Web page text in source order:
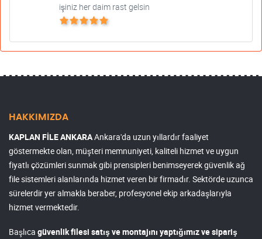
işiniz her daim rast gelsin
HAKKIMIZDA
KAPLAN FİLE ANKARAAnkara'da uzun yıllardır faaliyet
göstermekte olan, müşteri memnuniyeti, kaliteli hizmet ve uygun
fiyatlı çözümleri sunmak gibi prensipleri benimseyerek güvenlik ağ
file sistemleri alanlarında hizmet veren bir firmadır. Sektörde uzunca
sürelerdir yer almakla beraber, profesyonel ekip arkadaşlarıyla
hizmet vermektedir.
Başlıca güvenlik filesi satış ve montajını yaptığımız ve sipariş